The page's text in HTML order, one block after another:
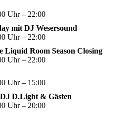
Uhr – 22:00
mit DJ Wesersound
Uhr – 22:00
Liquid Room Season Closing
Uhr – 22:00
Uhr – 15:00
D.Light & Gästen
Uhr – 20:00